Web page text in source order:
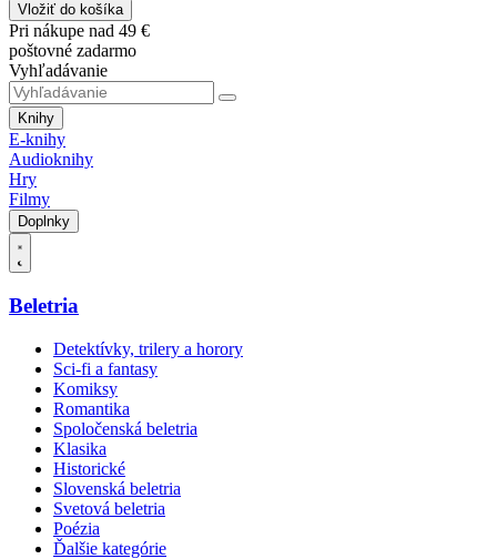
Vložiť do košíka
Pri nákupe nad 49 €
poštovné zadarmo
Vyhľadávanie
Knihy
E-knihy
Audioknihy
Hry
Filmy
Doplnky
Beletria
Detektívky, trilery a horory
Sci-fi a fantasy
Komiksy
Romantika
Spoločenská beletria
Klasika
Historické
Slovenská beletria
Svetová beletria
Poézia
Ďalšie kategórie